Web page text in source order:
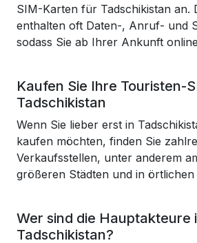
SIM-Karten für Tadschikistan an.
enthalten oft Daten-, Anruf- und
sodass Sie ab Ihrer Ankunft
Kaufen Sie Ihre Touristen-
Tadschikistan
Wenn Sie lieber erst in
kaufen möchten, finden Sie
Verkaufsstellen, unter anderem
größeren Städten und in örtlichen
Wer sind die Hauptakteure
Tadschikistan?